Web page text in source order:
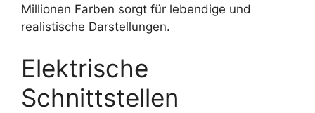
Millionen Farben sorgt für lebendige und
realistische Darstellungen.
Elektrische
Schnittstellen